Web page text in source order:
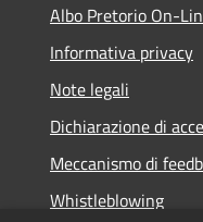
Albo Pretorio On-
Informativa privacy
Note legali
Dichiarazione di
Meccanismo di
Whistleblowing